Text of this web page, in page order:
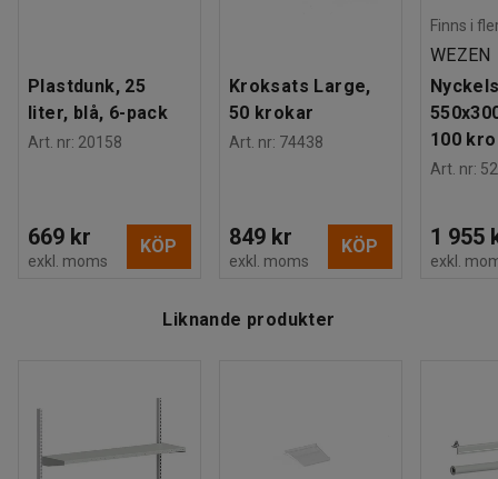
Plastdunk, 25
liter, blå, 6-pack
Art. nr: 20158
669 kr
exkl. moms
KÖP
Kroksats Large,
50 krokar
Art. nr: 74438
849 kr
exkl. moms
KÖP
Finns i
WEZEN
100
Art. nr:
1 955
exkl.
Liknande produkter